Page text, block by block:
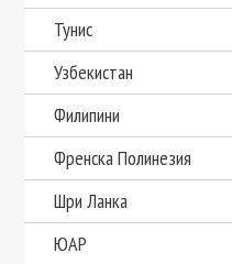
Тунис
Узбекистан
Филипини
Френска Полинезия
Шри Ланка
ЮАР